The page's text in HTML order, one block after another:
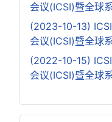
会议(ICSI)暨全球
(2023-10-13)
会议(ICSI)暨全球
(2022-10-15)
会议(ICSI)暨全球